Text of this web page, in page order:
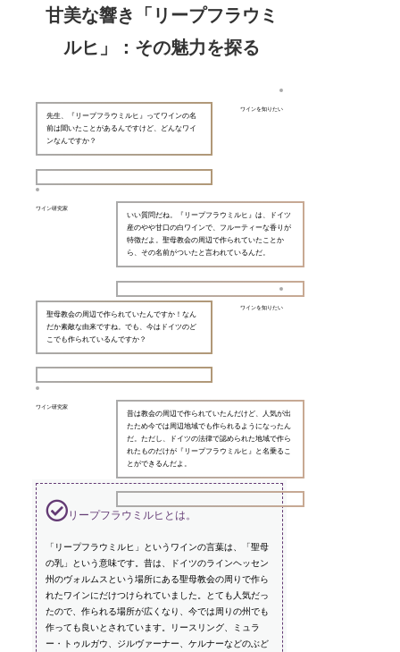
甘美な響き「リープフラウミ
ルヒ」：その魅力を探る
ワインを知りたい
先生、『リープフラウミルヒ』ってワインの名
前は聞いたことがあるんですけど、どんなワイ
ンなんですか？
ワイン研究家
いい質問だね。『リープフラウミルヒ』は、ドイツ
産のやや甘口の白ワインで、フルーティーな香りが
特徴だよ。聖母教会の周辺で作られていたことか
ら、その名前がついたと言われているんだ。
ワインを知りたい
聖母教会の周辺で作られていたんですか！なん
だか素敵な由来ですね。でも、今はドイツのど
こでも作られているんですか？
ワイン研究家
昔は教会の周辺で作られていたんだけど、人気が出
たため今では周辺地域でも作られるようになったん
だ。ただし、ドイツの法律で認められた地域で作ら
れたものだけが『リープフラウミルヒ』と名乗るこ
とができるんだよ。
リープフラウミルヒとは。
「リープフラウミルヒ」というワインの言葉は、「聖母
の乳」という意味です。昔は、ドイツのラインヘッセン
州のヴォルムスという場所にある聖母教会の周りで作ら
れたワインにだけつけられていました。とても人気だっ
たので、作られる場所が広くなり、今では周りの州でも
作っても良いとされています。リースリング、ミュラ
ー・トゥルガウ、ジルヴァーナー、ケルナーなどのぶど